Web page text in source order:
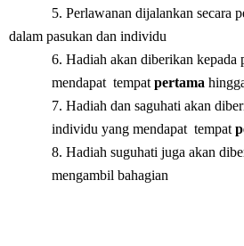
5. Perlawanan dijalankan secara
dalam pasukan dan individu
6. Hadiah akan diberikan kepada
mendapat tempat pertama
7. Hadiah dan saguhati akan
individu yang mendapat tempat
8. Hadiah suguhati juga akan
mengambil bahagian